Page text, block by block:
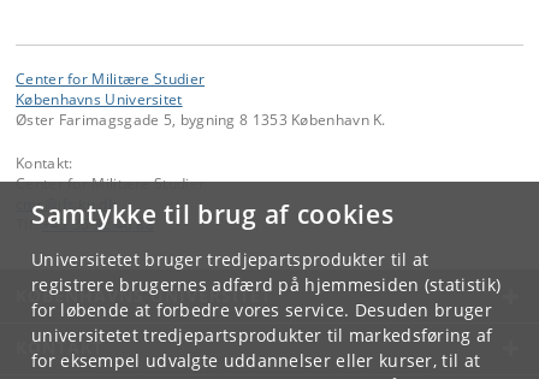
Samtykke til brug af cookies
Universitetet bruger tredjepartsprodukter til at
registrere brugernes adfærd på hjemmesiden (statistik)
for løbende at forbedre vores service. Desuden bruger
universitetet tredjepartsprodukter til markedsføring af
for eksempel udvalgte uddannelser eller kurser, til at
Center for Militære Studier
Københavns Universitet
Øster Farimagsgade 5, bygning 8 1353 København K.
Kontakt:
Center for Militære Studier
cms@ ku
dk
Tlf: +45 35 32 40 88
KØBENHAVNS UNIVERSITET
KONTAKT